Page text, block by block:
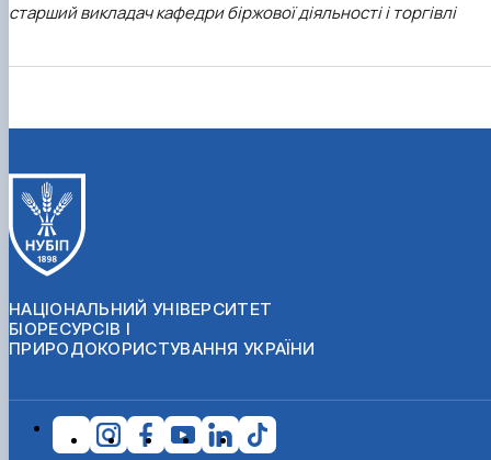
старший викладач кафедри біржової діяльності і торгівлі
НАЦІОНАЛЬНИЙ УНІВЕРСИТЕТ
БІОРЕСУРСІВ І
ПРИРОДОКОРИСТУВАННЯ УКРАЇНИ